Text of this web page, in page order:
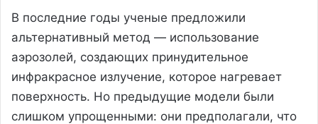
В последние годы ученые предложили
альтернативный метод — использование
аэрозолей, создающих принудительное
инфракрасное излучение, которое нагревает
поверхность. Но предыдущие модели были
слишком упрощенными: они предполагали, что